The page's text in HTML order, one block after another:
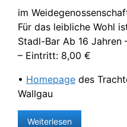
im
Für das leibliche Wohl
Stadl-Bar Ab 16 Jahren
– Eintritt: 8,00 €
• Homepage des
Wallgau
Weiterlesen